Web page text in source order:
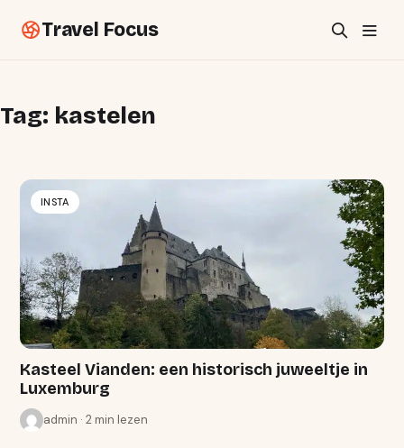
Travel Focus
Tag: kastelen
INSTA
Kasteel Vianden: een historisch juweeltje in
Luxemburg
admin · 2 min lezen